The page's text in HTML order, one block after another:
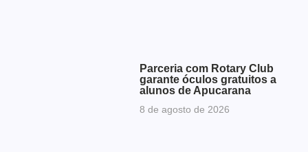
Parceria com Rotary Club
garante óculos gratuitos a
alunos de Apucarana
8 de agosto de 2026